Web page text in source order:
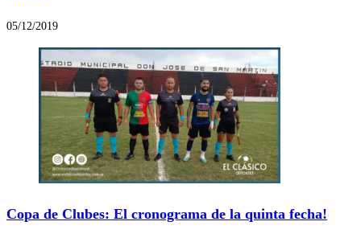
05/12/2019
Copa de Clubes: El cronograma de la quinta fecha!